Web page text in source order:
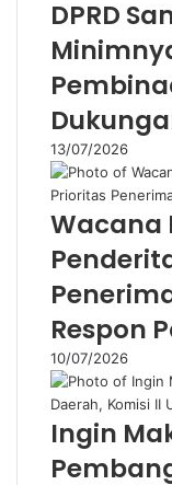
e
s
s
DPRD
13/07/2026
Wacana
Respon
10/07/2026
Ingin